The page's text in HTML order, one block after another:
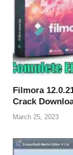
Filmora
Crack
March 25, 2023